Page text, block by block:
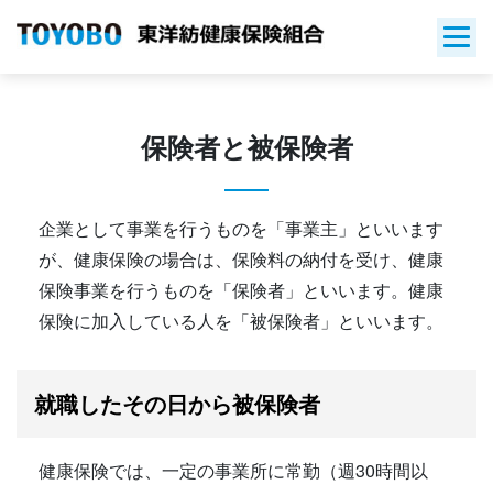
保険者と被保険者
企業として事業を行うものを「事業主」といいます
が、健康保険の場合は、保険料の納付を受け、健康
保険事業を行うものを「保険者」といいます。健康
保険に加入している人を「被保険者」といいます。
就職したその日から被保険者
健康保険では、一定の事業所に常勤（週30時間以